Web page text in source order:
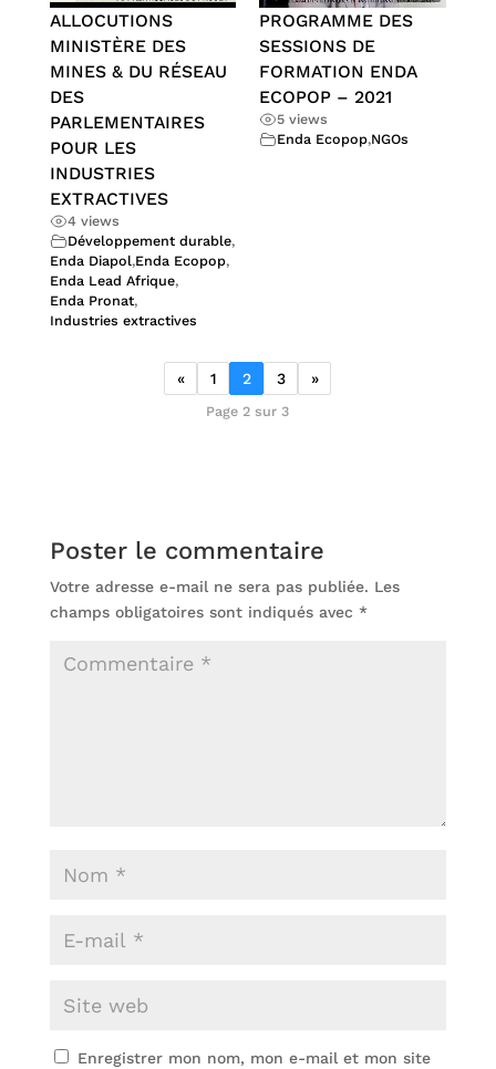
ALLOCUTIONS
MINISTÈRE DES
MINES & DU RÉSEAU
DES
PARLEMENTAIRES
POUR LES
INDUSTRIES
EXTRACTIVES
4 views
Développement durable,
Enda Diapol,Enda Ecopop,
Enda Lead Afrique,
Enda Pronat,
Industries extractives
PROGRAMME DES
SESSIONS DE
FORMATION ENDA
ECOPOP – 2021
5 views
Enda Ecopop,NGOs
« 1 2 3 »
Page 2 sur 3
Poster le commentaire
Votre adresse e-mail ne sera pas publiée. Les
champs obligatoires sont indiqués avec *
Enregistrer mon nom, mon e-mail et mon site